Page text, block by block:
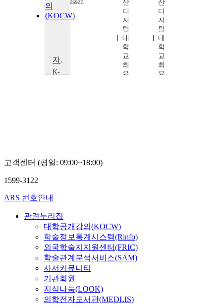
Andreessen
산
디
지
털
대
학
교
최
유
산
디
지
털
대
학
교
최
유
자원봉사 시민교육을 말하다
K-
최
고객센터 (평일: 09:00~18:00)
1599-3122
ARS 번호안내
관련누리집
대학공개강의(KOCW)
학술정보통계시스템(Rinfo)
외국학술지지원센터(FRIC)
학술관계분석서비스(SAM)
사서커뮤니티
기관회원
지식나눔(LOOK)
의학전자도서관(MEDLIS)